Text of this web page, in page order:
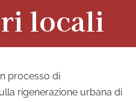
locali
processo di
rigenerazione urbana di